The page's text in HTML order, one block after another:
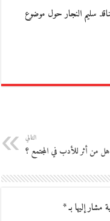
سليم النجار حول موضوع
التالي
هل من أثر للأدب في المجتمع ؟
مشار إليها بـ*